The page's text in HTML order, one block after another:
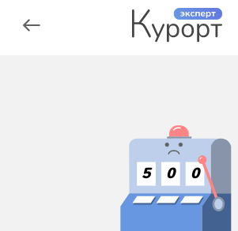
5 0 0